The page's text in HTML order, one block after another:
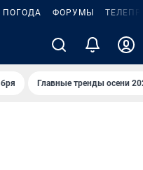
ПОГОДА ФОРУМЫ
Главные тренды осени